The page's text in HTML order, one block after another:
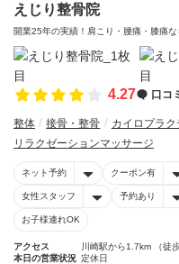
えじり整骨院
開業25年の実績！肩こり・腰痛・膝痛な
4.27 口コ
整体 接骨・整骨 カイロプラク
リラクゼーションマッサージ
ネット予約 クーポン有
女性スタッフ 予約あり
お子様連れOK
アクセス
川崎駅から1.7km （徒
本日の営業状況 定休日